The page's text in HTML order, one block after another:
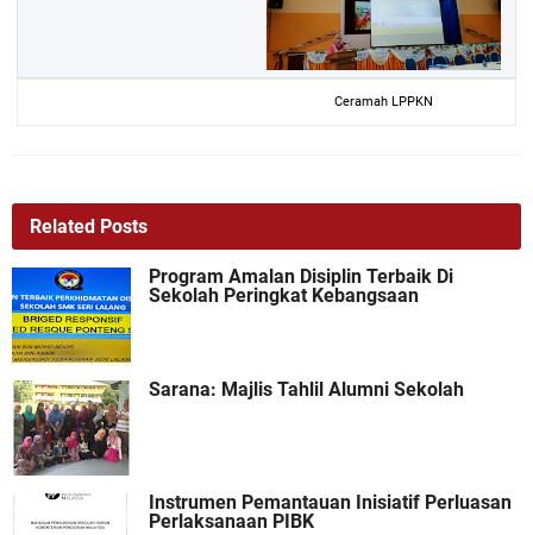
Ceramah LPPKN
Related Posts
Program Amalan Disiplin Terbaik Di
Sekolah Peringkat Kebangsaan
Sarana: Majlis Tahlil Alumni Sekolah
Instrumen Pemantauan Inisiatif Perluasan
Perlaksanaan PIBK